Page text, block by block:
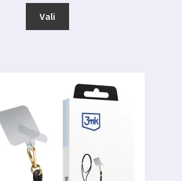
Vali
Valikuid
saab
teha
tootelehel.